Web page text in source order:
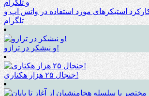
استیکرهای مورد استفاده در واتس اپ و
تلگرام
و نیشکر در ترازو!
جنجال ۲۵ هزار هکتاری!